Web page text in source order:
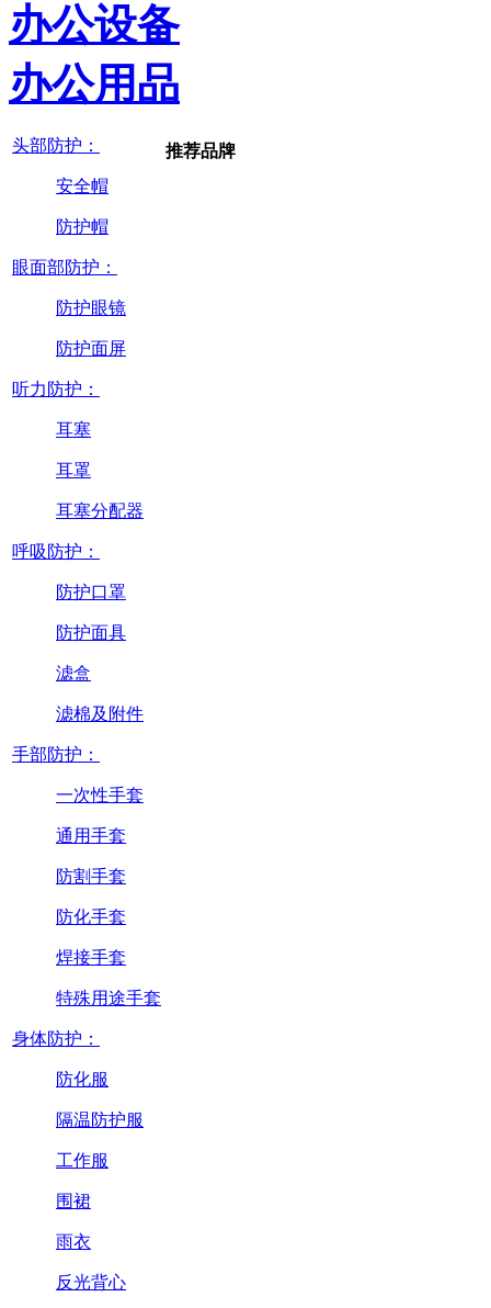
办公设备
办公用品
头部防护：
安全帽
防护帽
眼面部防护：
防护眼镜
防护面屏
听力防护：
耳塞
耳罩
耳塞分配器
呼吸防护：
防护口罩
防护面具
滤盒
滤棉及附件
手部防护：
一次性手套
通用手套
防割手套
防化手套
焊接手套
特殊用途手套
身体防护：
防化服
隔温防护服
工作服
围裙
雨衣
反光背心
推荐品牌